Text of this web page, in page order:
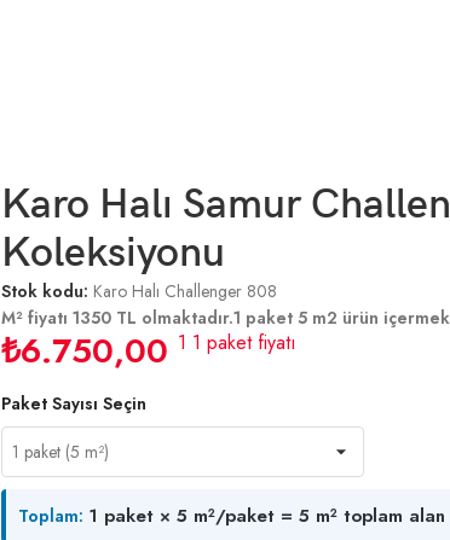
Karo Halı Samur
Koleksiyonu
Stok kodu: Karo Halı Challenger 808
M² fiyatı 1350 TL olmaktadır.1 paket 5 m2 ürün
₺6.750,00 1 1 paket fiyatı
Paket Sayısı Seçin
Toplam: 1 paket × 5 m²/paket = 5 m² toplam alan